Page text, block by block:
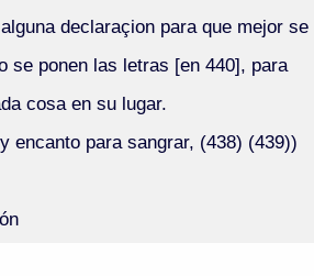
declaraçion para que mejor se
se ponen las letras [en 440], para
cosa en su lugar.
encanto para sangrar, (438) (439))